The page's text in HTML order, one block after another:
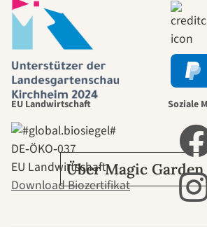
selbst
durch
Garten
Über Magic Garden
EU Landwirtschaft
DE‑ÖKO‑037
EU Landwirtschaft
Download Biozertifikat
Soziale